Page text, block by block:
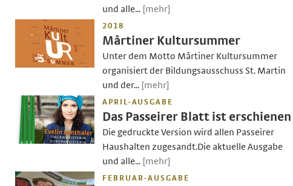
und alle... [mehr]
2018
Mårtiner Kultursummer
Unter dem Motto Mårtiner Kultursummer
organisiert der Bildungsausschuss St. Martin
und der... [mehr]
APRIL-AUSGABE
Das Passeirer Blatt ist erschienen
Die gedruckte Version wird allen Passeirer
Haushalten zugesandt.Die aktuelle Ausgabe
und alle... [mehr]
FEBRUAR-AUSGABE